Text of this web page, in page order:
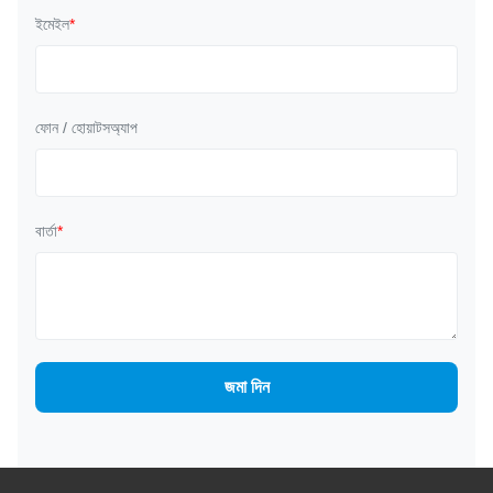
ইমেইল*
ফোন / হোয়াটসঅ্যাপ
বার্তা*
জমা দিন